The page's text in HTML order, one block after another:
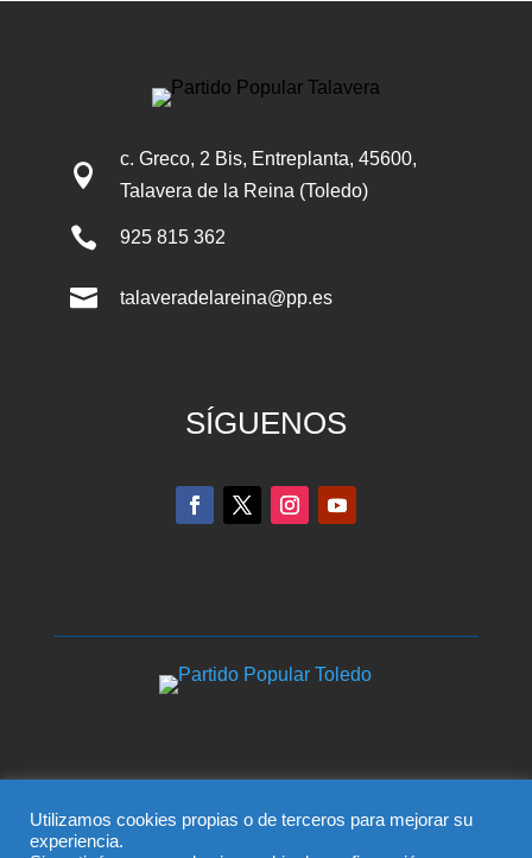

c. Greco, 2 Bis, Entreplanta, 45600,
Talavera de la Reina (Toledo)
 925 815 362
 talaveradelareina@pp.es
SÍGUENOS
© Partido Popular de Talavera – C/ Greco, 2 BIS –
Entreplanta, 45600, Talavera de la Reina (Toledo),
Utilizamos cookies propias o de terceros para mejorar su
experiencia.